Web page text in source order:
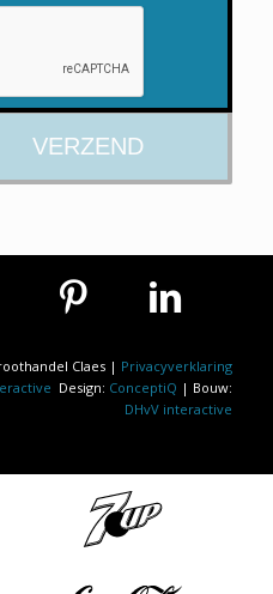
Claes | Privacyverklaring
Design: ConceptiQ | Bouw:
DHvV interactive